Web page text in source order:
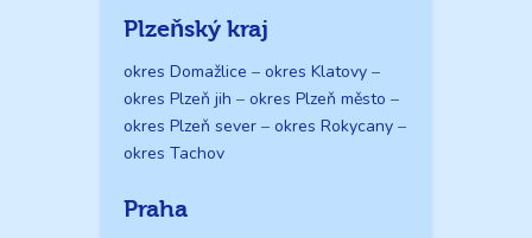
Plzeňský kraj
okres Domažlice – okres Klatovy –
okres Plzeň jih – okres Plzeň město –
okres Plzeň sever – okres Rokycany –
okres Tachov
Praha